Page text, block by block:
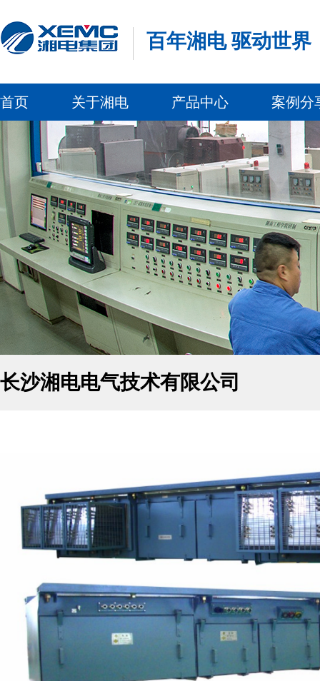
百年湘电 驱动世界
首页 关于湘电 产品中心 案例分
长沙湘电电气技术有限公司